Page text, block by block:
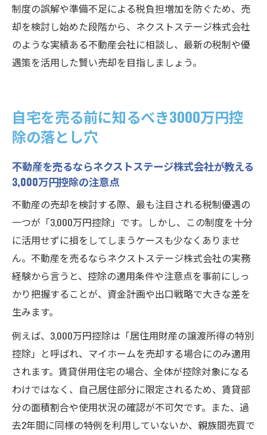
制度の誤解や準備不足による税負担増加を防ぐため、売
却を検討し始めた段階から、ネクストステージ株式会社
のような実績ある不動産会社に相談し、最新の税制や優
遇策を活用した賢い売却を目指しましょう。
自宅を売る前に知るべき3000万円控
除の落とし穴
不動産を売るならネクストステージ株式会社が教える
3,000万円控除の注意点
不動産の売却を検討する際、最も注目される税制優遇の
一つが「3,000万円控除」です。しかし、この制度を十分
に活用せずに損をしてしまうケースも少なくありませ
ん。不動産を売るならネクストステージ株式会社の実務
経験から言うと、控除の適用条件や注意点を事前にしっ
かり把握することが、資金計画や出口戦略で大きな差を
生みます。
例えば、3,000万円控除は「居住用財産の譲渡所得の特別
控除」と呼ばれ、マイホームを売却する場合にのみ適用
されます。賃貸併用住宅の場合、全体が控除対象になる
わけではなく、自己居住部分に限定されるため、賃貸部
分の面積割合や使用状況の確認が不可欠です。また、過
去2年間に同様の特例を利用していないか、親族間売買で